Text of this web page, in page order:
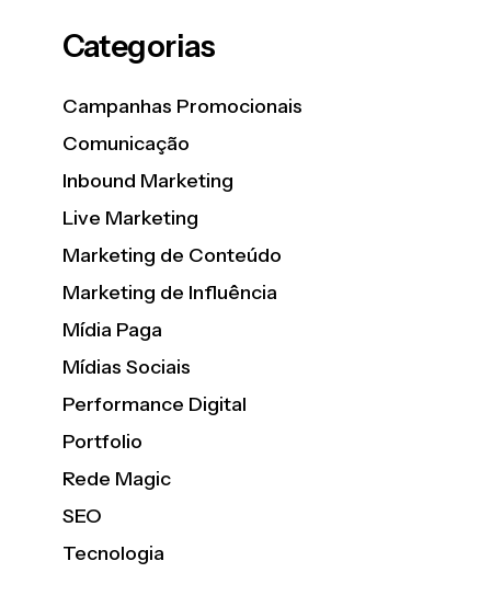
Categorias
Campanhas Promocionais
Comunicação
Inbound Marketing
Live Marketing
Marketing de Conteúdo
Marketing de Influência
Mídia Paga
Mídias Sociais
Performance Digital
Portfolio
Rede Magic
SEO
Tecnologia